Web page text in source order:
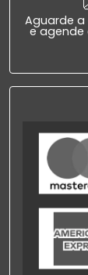
Aguarde
e